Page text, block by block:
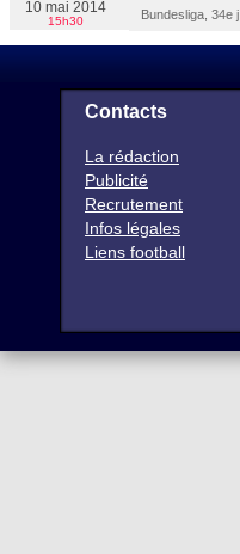
10 mai 2014
15h30 Bundesliga, 34e j.
Contacts
La rédaction
Publicité
Recrutement
Infos légales
Liens football